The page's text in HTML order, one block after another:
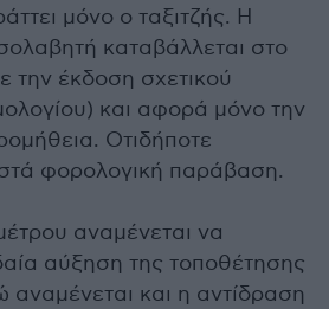
μόνο ο ταξιτζής. Η
καταβάλλεται στο
την έκδοση σχετικού
και αφορά μόνο την
Οτιδήποτε
φορολογική παράβαση.
αναμένεται να
αύξηση της τοποθέτησης
αναμένεται και η αντίδραση